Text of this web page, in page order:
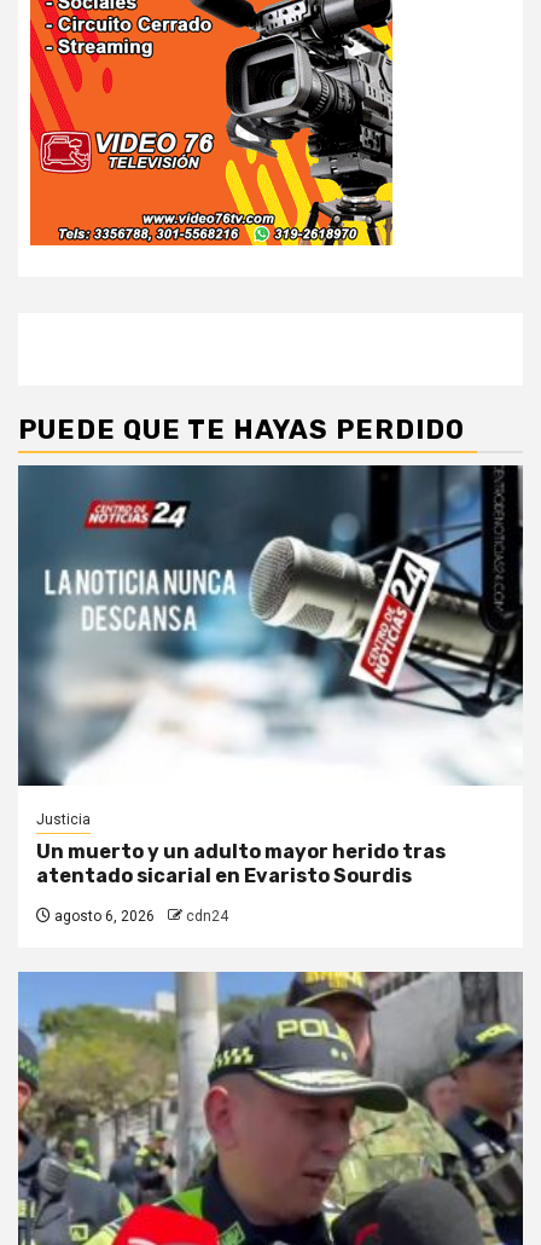
PUEDE QUE TE HAYAS PERDIDO
Justicia
Un muerto y un adulto mayor herido tras
atentado sicarial en Evaristo Sourdis
agosto 6, 2026 cdn24